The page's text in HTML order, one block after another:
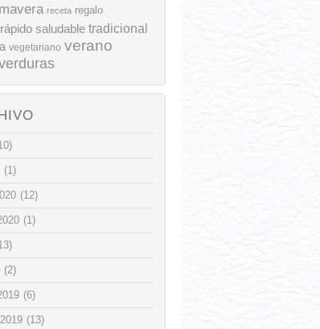
receta regalo
rápido saludable tradicional
vegetariano verano
(1)
(12)
(1)
(2)
(6)
(13)